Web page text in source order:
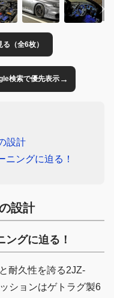
（全6枚）
検索で優先表示→
設計
ニングに迫る！
設計
グに迫る！
耐久性を誇る2JZ-
ションはゲトラグ製6